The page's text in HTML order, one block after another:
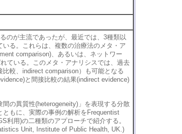
のが主流であったが、最近では、3種類以
る。これらは、複数の治療法のメタ・ア
comparison)、あるいは、ネットワー
ている。このメタ・アナリシスでは、過去
較、indirect comparison）も可能となる
と間接比較の結果(indirect evidence)
の異質性(heterogeneity)」を表現する分散
もに、実際の事例の解析をFrequentist
利用)の二種類のアプローチで紹介する。
Unit, Institute of Public Health, UK.)